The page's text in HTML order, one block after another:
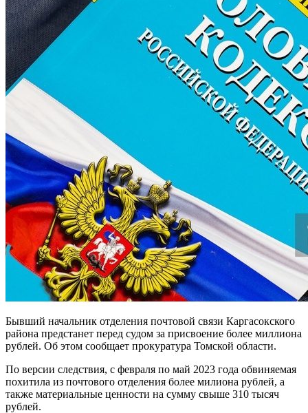
Бывший начальник отделения почтовой связи Каргасокского
района предстанет перед судом за присвоение более миллиона
рублей. Об этом сообщает прокуратура Томской области.
По версии следствия, с февраля по май 2023 года обвиняемая
похитила из почтового отделения более милиона рублей, а
также материальные ценности на сумму свыше 310 тысяч
рублей.